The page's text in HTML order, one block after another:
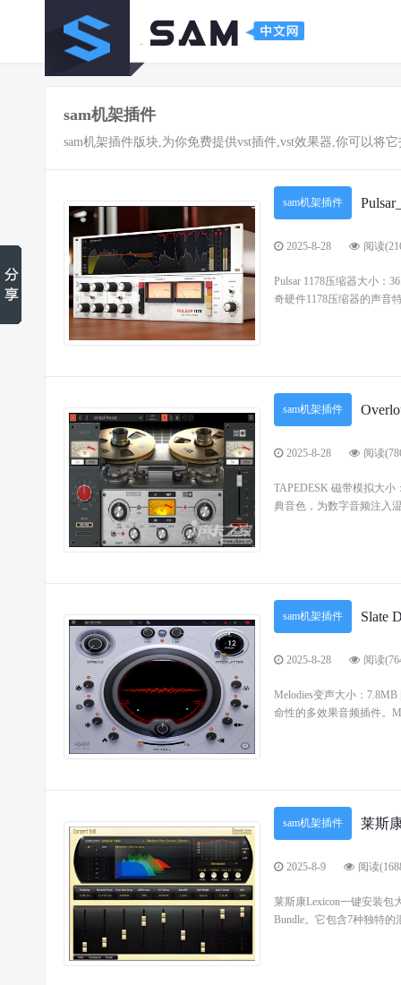
sam机架插件
sam机架插件版块,为你免费提供vst插件,vst效果器,你可以将
sam机架插件
2025-8-28 阅读
Pulsar 1178压缩器大小：
奇硬件1178压缩器的声音
sam机架插件
2025-8-28 阅读
TAPEDESK 磁带模拟大
典音色，为数字音频注入
sam机架插件 Slate
2025-8-28 阅读
Melodies变声大小：
命性的多效果音频插件。
sam机架插件 莱斯
2025-8-9 阅读
莱斯康Lexicon一键安装包
Bundle。它包含7种独特的